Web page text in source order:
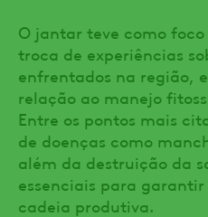
O jantar teve como
troca de experiências
enfrentados na região,
relação ao manejo
Entre os pontos mais
de doenças como
além da destruição da
essenciais para
cadeia produtiva.